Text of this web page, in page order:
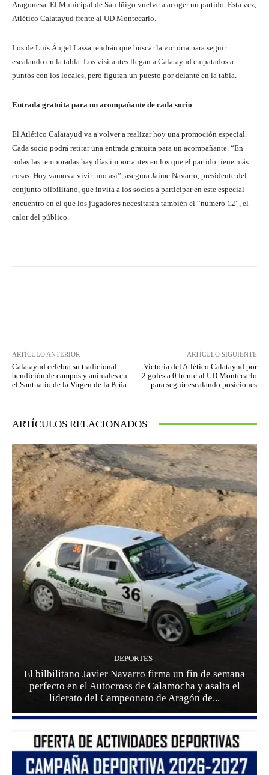
Aragonesa. El Municipal de San Iñigo vuelve a acoger un partido. Esta vez,
Atlético Calatayud frente al UD Montecarlo.
Los de Luis Ángel Lassa tendrán que buscar la victoria para seguir
escalando en la tabla. Los visitantes llegan a Calatayud empatados a
puntos con los locales, pero figuran un puesto por delante en la tabla.
Entrada gratuita para un acompañante de cada socio
El Atlético Calatayud va a volver a realizar hoy una promoción especial.
Cada socio podrá retirar una entrada gratuita para un acompañante. “En
todas las temporadas hay días importantes en los que el partido tiene más
cosas. Hoy vamos a vivir uno así”, asegura Jaime Navarro, presidente del
conjunto bilbilitano, que invita a los socios a participar en este especial
encuentro en el que los jugadores necesitarán también el “número 12”, el
calor del público.
ARTÍCULO ANTERIOR
Calatayud celebra su tradicional
bendición de campos y animales en
el Santuario de la Virgen de la Peña
ARTÍCULO SIGUIENTE
Victoria del Atlético Calatayud por
2 goles a 0 frente al UD Montecarlo
para seguir escalando posiciones
ARTÍCULOS RELACIONADOS
DEPORTES
El bilbilitano Javier Navarro firma un fin de semana
perfecto en el Autocross de Calamocha y asalta el
liderato del Campeonato de Aragón de...